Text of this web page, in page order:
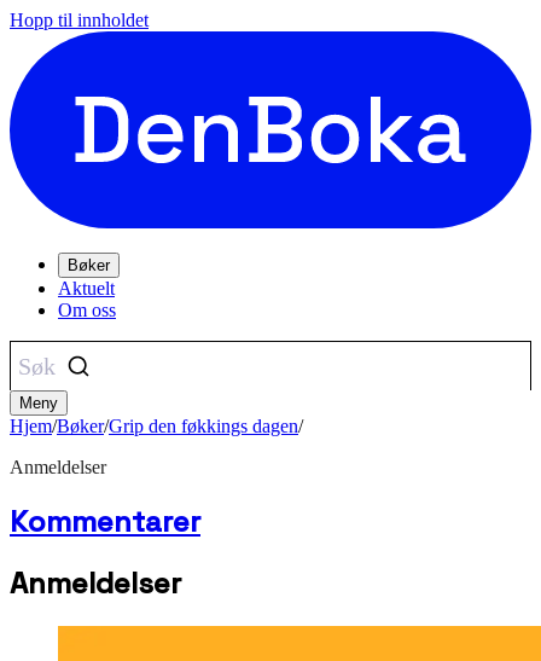
Hopp til innholdet
Bøker
Aktuelt
Om oss
Søk
Meny
Hjem/Bøker/Grip den føkkings dagen/
Anmeldelser
Kommentarer
Anmeldelser